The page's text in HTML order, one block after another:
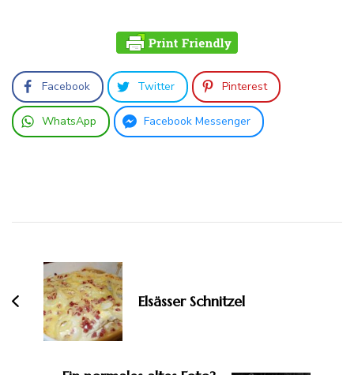
Facebook Twitter Pinterest
WhatsApp Facebook Messenger
Elsässer Schnitzel